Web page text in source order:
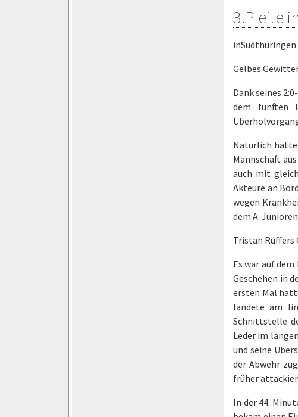
3.Pleite
inSüdthüringen
Gelbes
Dank seines
dem fünften
Natürlich hatte
Mannschaft
auch mit
Akteure an
wegen
dem A-
Tristan
Es war auf
Geschehen in
ersten Mal
landete am
Schnittstelle
Leder im
und seine
der Abwehr
früher
In der 44.